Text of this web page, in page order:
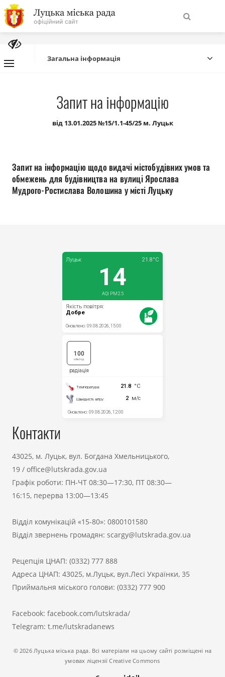
На
головну
сайту
Про місто
Міська влада
Бюджет
Загальна інформація
Запит на інформацію
від 13.01.2025 №15/1.1-45/25 м. Луцьк
Запит на інформацію щодо видачі містобудівних умов та
обмежень для будівництва на вулиці Ярослава
Мудрого-Ростислава Волошина у місті Луцьку
Контакти
43025, м. Луцьк, вул. Богдана Хмельницького,
19 / office@lutskrada.gov.ua
Графік роботи: ПН-ЧТ 08:30—17:30, ПТ 08:30—
16:15, перерва 13:00—13:45
Відділ комунікацій «15-80»: 0800101580
Відділ звернень громадян: scargy@lutskrada.gov.ua
Рецепція ЦНАП: (0332) 777 888
Адреса ЦНАП: 43025, м.Луцьк, вул.Лесі Українки, 35
Приймальня міського голови: (0332) 777 900
Facebook: facebook.com/lutskrada/
Telegram: t.me/lutskradanews
© 2026 Луцька міська рада. Всі матеріали на цьому сайті розміщені на
умовах ліцензії Creative Commons